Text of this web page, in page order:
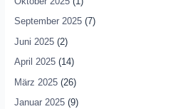
September 2025(7)
Juni 2025(2)
April 2025(14)
März 2025(26)
Januar 2025(9)